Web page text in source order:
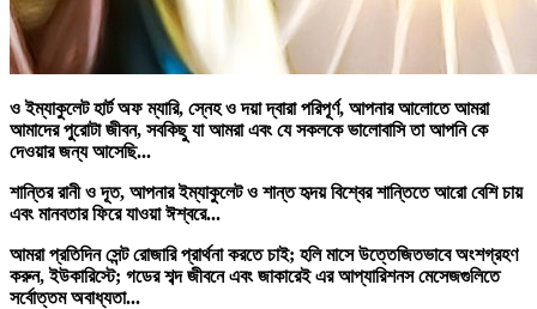
ও ইম্যাকুলেট হার্ট অফ ম্যারি, স্নেহ ও দয়া দ্বারা পরিপূর্ণ, আপনার আলোতে আমরা
আমাদের পুরোটা জীবন, সবকিছু যা আমরা এবং যে সকলকে ভালোবাসি তা আপনি কে
দেওয়ার জন্য আসেছি...
শান্তির রানী ও দূত, আপনার ইম্যাকুলেট ও শান্ত হৃদয় বিশ্বের শান্তিতে আরো বেশি চায়
এবং মানবতার ফিরে যাওয়া ঈশ্বরে...
আমরা প্রতিদিন সেন্ট রোজারি প্রার্থনা করতে চাই; হলি মাসে উত্তেজিতভাবে অংশগ্রহণ
করুন, ইউকারিস্টে; গডের শব্দ জীবনে এবং জাকারেই এর আপ্যারিশনস মেসেজগুলিতে
সর্বোত্তম অবাধ্যতা...